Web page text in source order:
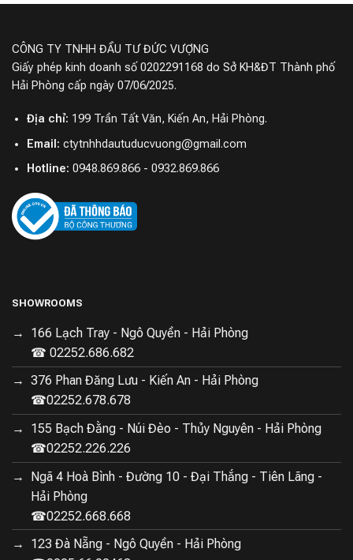
CÔNG TY TNHH ĐẦU TƯ ĐỨC VƯỢNG
Giấy phép kinh doanh số 0202291168 do Sở KH&ĐT Thành phố
Hải Phòng cấp ngày 07/06/2025.
Địa chỉ: 199 Trần Tất Văn, Kiến An, Hải Phòng.
Email: ctytnhhdautuducvuong@gmail.com
Hotline: 0948.869.866 - 0932.869.866
SHOWROOMS
166 Lạch Tray - Ngô Quyền - Hải Phòng
☎ 02252.686.682
376 Phan Đăng Lưu - Kiến An - Hải Phòng
☎02252.678.678
155 Bạch Đằng - Núi Đèo - Thủy Nguyên - Hải Phòng
☎02252.226.226
Ngã 4 Hoà Bình - Đường 10 - Đại Thắng - Tiên Lãng -
Hải Phòng
☎02252.668.668
123 Đà Nẵng - Ngô Quyền - Hải Phòng